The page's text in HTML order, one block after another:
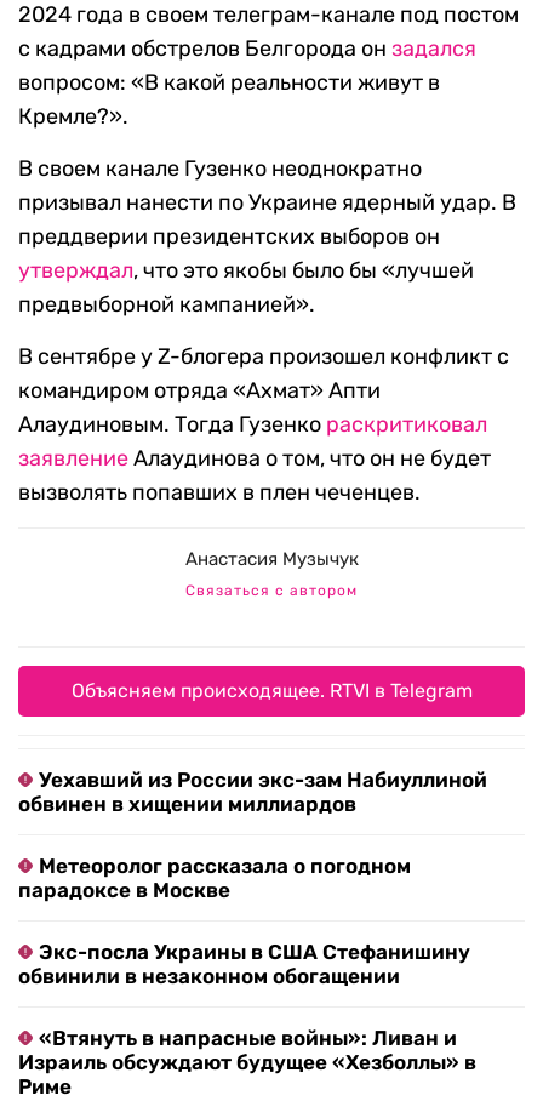
2024 года в своем телеграм-канале под постом
с кадрами обстрелов Белгорода он задался
вопросом: «В какой реальности живут в
Кремле?».
В своем канале Гузенко неоднократно
призывал нанести по Украине ядерный удар. В
преддверии президентских выборов он
утверждал, что это якобы было бы «лучшей
предвыборной кампанией».
В сентябре у Z-блогера произошел конфликт с
командиром отряда «Ахмат» Апти
Алаудиновым. Тогда Гузенко раскритиковал
заявлениеАлаудинова о том, что он не будет
вызволять попавших в плен чеченцев.
Анастасия Музычук
Связаться с автором
Объясняем происходящее. RTVI в Telegram
Уехавший из России экс-зам Набиуллиной
обвинен в хищении миллиардов
Метеоролог рассказала о погодном
парадоксе в Москве
Экс-посла Украины в США Стефанишину
обвинили в незаконном обогащении
«Втянуть в напрасные войны»: Ливан и
Израиль обсуждают будущее «Хезболлы» в
Риме